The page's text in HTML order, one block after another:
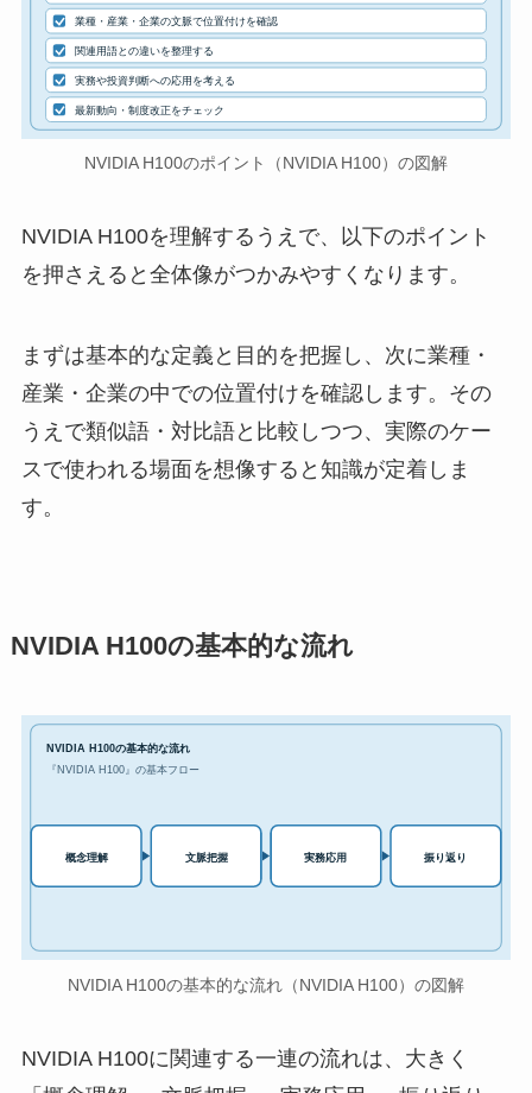
業種・産業・企業の文脈で位置付けを確認
関連用語との違いを整理する
実務や投資判断への応用を考える
最新動向・制度改正をチェック
NVIDIA H100のポイント（NVIDIA H100）の図解
NVIDIA H100を理解するうえで、以下のポイント
を押さえると全体像がつかみやすくなります。
まずは基本的な定義と目的を把握し、次に業種・
産業・企業の中での位置付けを確認します。その
うえで類似語・対比語と比較しつつ、実際のケー
スで使われる場面を想像すると知識が定着しま
す。
NVIDIA H100の基本的な流れ
NVIDIA H100の基本的な流れ
『NVIDIA H100』の基本フロー
概念理解 文脈把握 実務応用 振り返り
NVIDIA H100の基本的な流れ（NVIDIA H100）の図解
NVIDIA H100に関連する一連の流れは、大きく